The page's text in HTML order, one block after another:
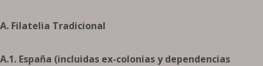
A. Filatelia Tradicional
A.1. España (incluidas ex-colonias y dependencias